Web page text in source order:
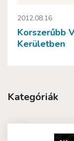
2012.08.16
Korszerűbb
Kerületben
Kategóriák